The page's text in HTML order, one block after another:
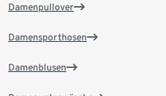
Damenpullover
Damensporthosen
Damenblusen